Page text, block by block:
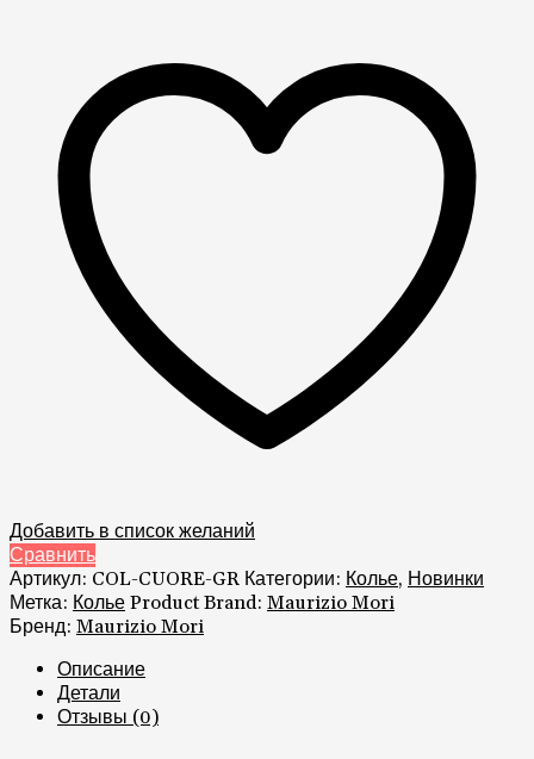
Добавить в список желаний
Сравнить
Артикул: COL-CUORE-GR Категории: Колье, Новинки
Метка: Колье Product Brand: Maurizio Mori
Бренд: Maurizio Mori
Описание
Детали
Отзывы (0)